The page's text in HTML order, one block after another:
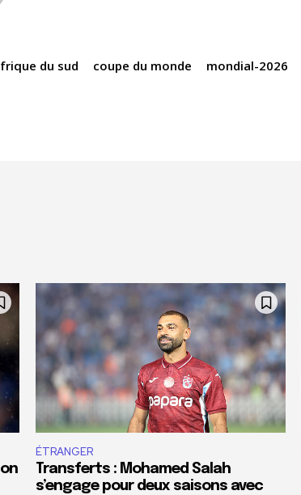
du sud coupe du monde mondial-2026
ÉTRANGER
Transferts : Mohamed Salah
s’engage pour deux saisons avec